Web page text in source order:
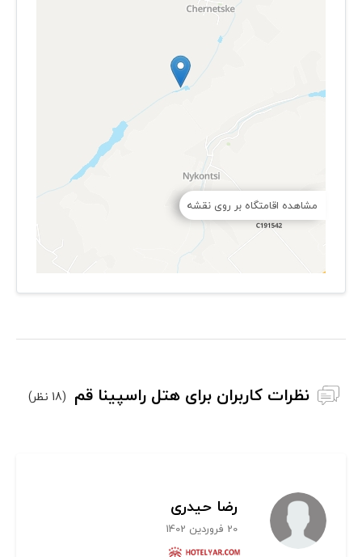
مشاهده اقامتگاه بر روی نقشه
نظرات کاربران برای هتل راسپینا قم (18 نظر)
رضا حیدری
20 فروردین 1402